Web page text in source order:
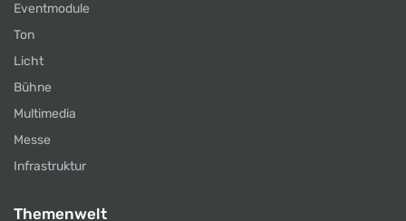
Eventmodule
Ton
Licht
Bühne
Multimedia
Messe
Infrastruktur
Themenwelt